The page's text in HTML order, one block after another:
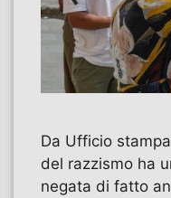
Da Ufficio
del razzismo ha
negata di fatto